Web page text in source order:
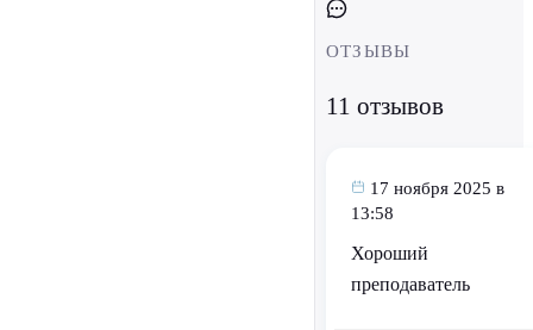
ОТЗЫВЫ
11 отзывов
17 ноября 2025 в
13:58
Хороший
преподаватель